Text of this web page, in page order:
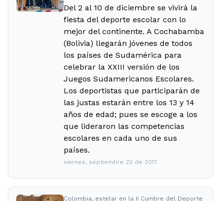
Del 2 al 10 de diciembre se vivirá la
fiesta del deporte escolar con lo
mejor del continente. A Cochabamba
(Bolivia) llegarán jóvenes de todos
los países de Sudamérica para
celebrar la XXIII versión de los
Juegos Sudamericanos Escolares.
Los deportistas que participarán de
las justas estarán entre los 13 y 14
años de edad; pues se escoge a los
que lideraron las competencias
escolares en cada uno de sus
países.
viernes, septiembre 22 de 2017
Colombia, estelar en la II Cumbre del Deporte